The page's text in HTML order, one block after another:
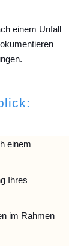
einem Unfall
einem
Ihres
im Rahmen